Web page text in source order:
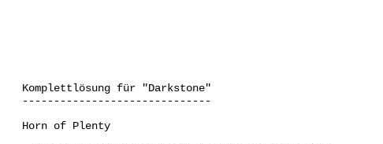
Komplettlösung für "Darkstone"
------------------------------
Horn of Plenty